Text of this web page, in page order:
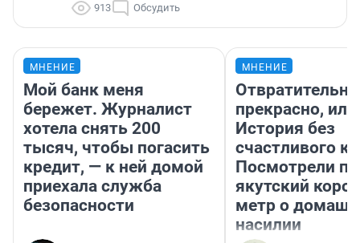
913 Обсудить
МНЕНИЕ
Мой банк меня
бережет. Журналист
хотела снять 200
тысяч, чтобы погасить
кредит, — к ней домой
приехала служба
безопасности
МНЕНИЕ
Отвратительно
прекрасно, или
История без
счастливого
Посмотрели
якутский
метр о
насилии